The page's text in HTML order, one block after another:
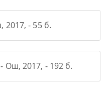
2017, - 55 б.
Ош, 2017, - 192 б.